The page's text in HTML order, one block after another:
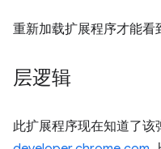
重新加载扩展程序才能看
层逻辑
此扩展程序现在知道了